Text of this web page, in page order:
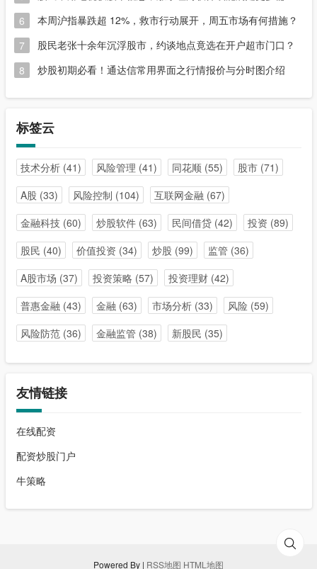
6
本周沪指暴跌超 12%，救市行动展开，周五市场有何措施？
7
股民老张十余年沉浮股市，约谈地点竟选在开户超市门口？
8
炒股初期必看！通达信常用界面之行情报价与分时图介绍
标签云
技术分析(41) 风险管理 (41) 同花顺(55) 股市(71)
A股 (33) 风险控制 (104) 互联网金融 (67)
金融科技(60) 炒股软件(63) 民间借贷(42) 投资 (89)
股民 (40) 价值投资 (34) 炒股 (99) 监管 (36)
A股市场 (37) 投资策略 (57) 投资理财(42)
普惠金融 (43) 金融 (63) 市场分析(33) 风险(59)
风险防范(36) 金融监管 (38) 新股民 (35)
友情链接
在线配资
配资炒股门户
牛策略
Powered By | RSS地图 HTML地图